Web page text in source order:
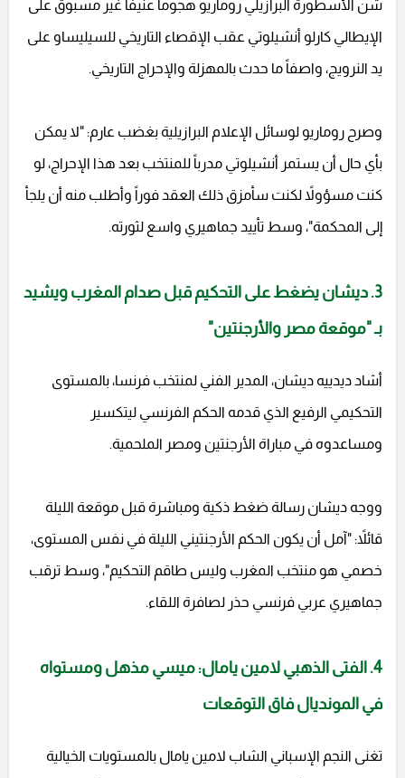
شن الأسطورة البرازيلي روماريو هجوماً عنيفاً غير مسبوق على
الإيطالي كارلو أنشيلوتي عقب الإقصاء التاريخي للسيليساو على
يد النرويج، واصفاً ما حدث بالمهزلة والإحراج التاريخي.
وصرح روماريو لوسائل الإعلام البرازيلية بغضب عارم: "لا يمكن
بأي حال أن يستمر أنشيلوتي مدرباً للمنتخب بعد هذا الإحراج، لو
كنت مسؤولاً لكنت سأمزق ذلك العقد فوراً وأطلب منه أن يلجأ
إلى المحكمة"، وسط تأييد جماهيري واسع لثورته.
3. ديشان يضغط على التحكيم قبل صدام المغرب ويشيد
بـ "موقعة مصر والأرجنتين"
أشاد ديدييه ديشان، المدير الفني لمنتخب فرنسا، بالمستوى
التحكيمي الرفيع الذي قدمه الحكم الفرنسي ليتكسير
ومساعدوه في مباراة الأرجنتين ومصر الملحمية.
ووجه ديشان رسالة ضغط ذكية ومباشرة قبل موقعة الليلة
قائلاً: "آمل أن يكون الحكم الأرجنتيني الليلة في نفس المستوى،
خصمي هو منتخب المغرب وليس طاقم التحكيم"، وسط ترقب
جماهيري عربي فرنسي حذر لصافرة اللقاء.
4. الفتى الذهبي لامين يامال: ميسي مذهل ومستواه
في المونديال فاق التوقعات
تغنى النجم الإسباني الشاب لامين يامال بالمستويات الخيالية